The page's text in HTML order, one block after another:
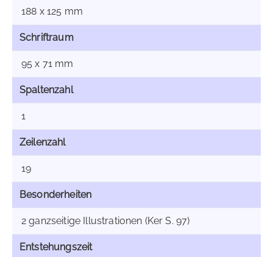
188 x 125 mm
Schriftraum
95 x 71 mm
Spaltenzahl
1
Zeilenzahl
19
Besonderheiten
2 ganzseitige Illustrationen (Ker S. 97)
Entstehungszeit